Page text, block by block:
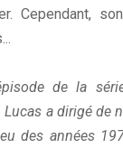
Cependant,
de la
a dirigé de
des années